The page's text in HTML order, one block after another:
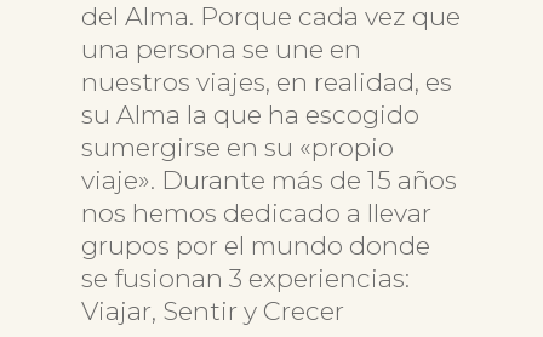
del Alma. Porque cada vez que
una persona se une en
nuestros viajes, en realidad, es
su Alma la que ha escogido
sumergirse en su «propio
viaje». Durante más de 15 años
nos hemos dedicado a llevar
grupos por el mundo donde
se fusionan 3 experiencias:
Viajar, Sentir y Crecer